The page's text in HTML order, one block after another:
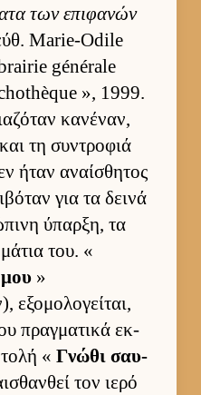
των επιφανών
Marie-Odile
générale
», 1999.
κανέναν,
τη συντροφιά
ήταν αναί­σθητος
για τα δεινά
ύπαρ­ξη, τα
του. «
»
εξομολογεί­ται,
πραγ­ματικά εκ­
« Γνώθι σαυ­
τον ιερό